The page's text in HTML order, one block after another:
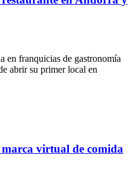
en franquicias de gastronomía
abrir su primer local en
virtual de comida